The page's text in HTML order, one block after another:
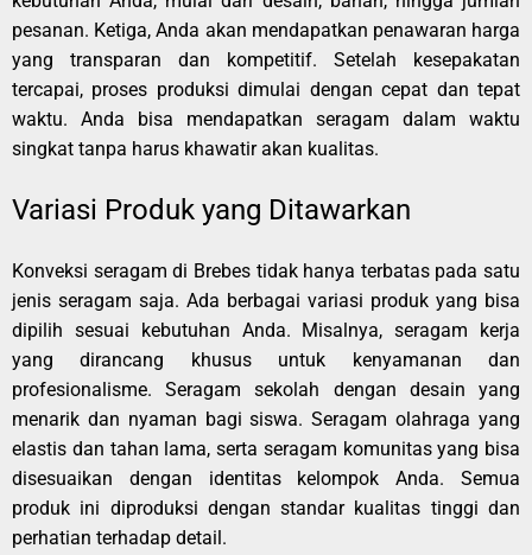
pesanan. Ketiga, Anda akan mendapatkan penawaran harga
yang transparan dan kompetitif. Setelah kesepakatan
tercapai, proses produksi dimulai dengan cepat dan tepat
waktu. Anda bisa mendapatkan seragam dalam waktu
singkat tanpa harus khawatir akan kualitas.
Variasi Produk yang Ditawarkan
Konveksi seragam di Brebes tidak hanya terbatas pada satu
jenis seragam saja. Ada berbagai variasi produk yang bisa
dipilih sesuai kebutuhan Anda. Misalnya, seragam kerja
yang dirancang khusus untuk kenyamanan dan
profesionalisme. Seragam sekolah dengan desain yang
menarik dan nyaman bagi siswa. Seragam olahraga yang
elastis dan tahan lama, serta seragam komunitas yang bisa
disesuaikan dengan identitas kelompok Anda. Semua
produk ini diproduksi dengan standar kualitas tinggi dan
perhatian terhadap detail.